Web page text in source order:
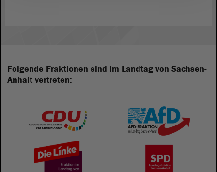
Folgende Fraktionen sind im Landtag von Sachsen-
Anhalt vertreten: